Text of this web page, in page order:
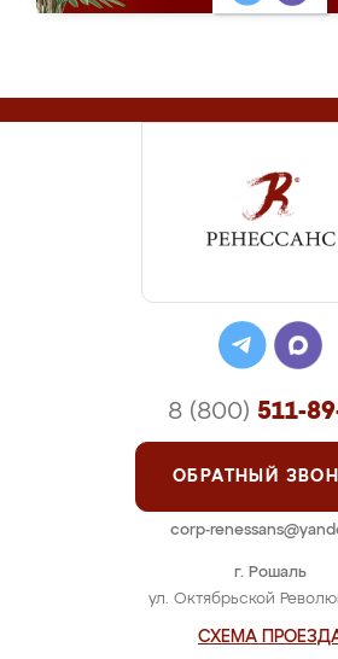
г. Рошаль
ул. Октябрьской
СХЕМА
8 (800) 511-
ОБРАТНЫЙ
corp-